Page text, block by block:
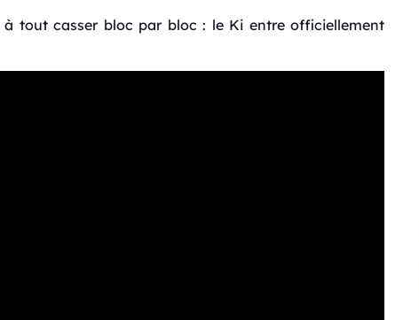
à tout casser bloc par bloc : le Ki entre officiellement